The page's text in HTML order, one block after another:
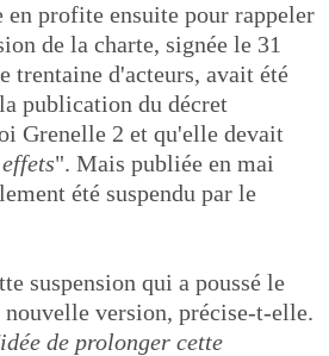
profite ensuite pour rappeler
de la charte, signée le 31
trentaine d'acteurs, avait été
publication du décret
Grenelle 2 et qu'elle devait
". Mais publiée en mai
été suspendu par le
suspension qui a poussé le
version, précise-t-elle.
de prolonger cette